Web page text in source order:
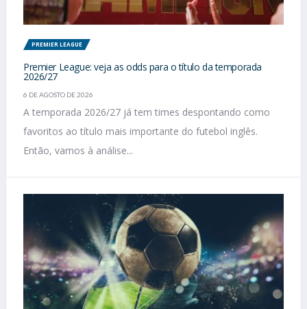
PREMIER LEAGUE
Premier League: veja as odds para o título da temporada
2026/27
6 DE AGOSTO DE 2026
A temporada 2026/27 já tem times despontando como
favoritos ao título mais importante do futebol inglês.
Então, vamos à análise...